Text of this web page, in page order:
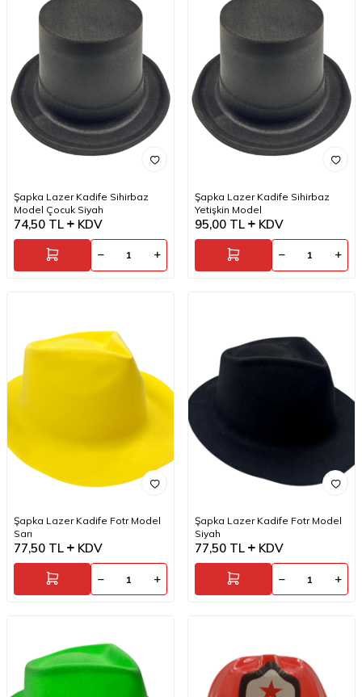
Şapka Lazer Kadife Sihirbaz
Model Çocuk Siyah
74,50 TL KDV
Şapka Lazer Kadife Sihirbaz
Yetişkin Model
95,00 TL KDV
Şapka Lazer Kadife Fotr Model
Sarı
77,50 TL KDV
Şapka Lazer Kadife Fotr Model
Siyah
77,50 TL KDV